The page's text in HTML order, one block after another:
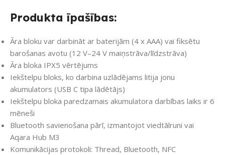
Produkta īpašības:
Āra bloku var darbināt ar baterijām (4 x AAA) vai fiksētu
barošanas avotu (12 V–24 V maiņstrāva/līdzstrāva)
Āra bloka IPX5 vērtējums
Iekštelpu bloks, ko darbina uzlādējams litija jonu
akumulators (USB C tipa lādētājs)
Iekštelpu bloka paredzamais akumulatora darbības laiks ir 6
mēneši
Bluetooth savienošana pārī, izmantojot viedtālruni vai
Aqara Hub M3
Komunikācijas protokoli: Thread, Bluetooth, NFC